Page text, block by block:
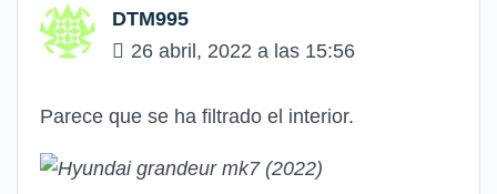
DTM995
26 abril, 2022 a las 15:56
Parece que se ha filtrado el interior.